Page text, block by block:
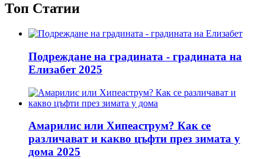
Топ Статии
Подреждане на градината - градината на
Елизабет 2025
Амарилис или Хипеаструм? Как се
различават и какво цъфти през зимата у
дома 2025